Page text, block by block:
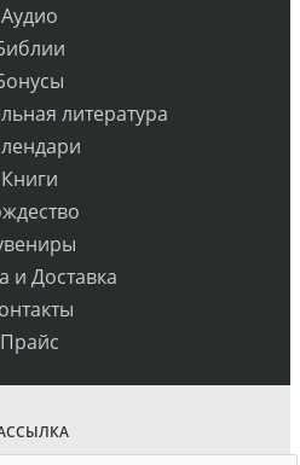
Аудио
литература
Книги
и Доставка
Прайс